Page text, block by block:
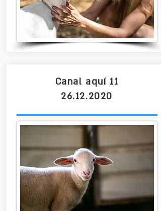
Canal aquí 11
26.12.2020